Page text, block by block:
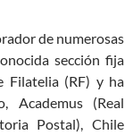
de numerosas
sección fija
Filatelia (RF) y ha
Academus (Real
Postal), Chile